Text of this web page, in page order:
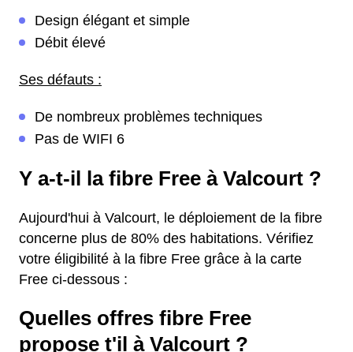
Design élégant et simple
Débit élevé
Ses défauts :
De nombreux problèmes techniques
Pas de WIFI 6
Y a-t-il la fibre Free à Valcourt ?
Aujourd'hui à Valcourt, le déploiement de la fibre
concerne plus de 80% des habitations. Vérifiez
votre éligibilité à la fibre Free grâce à la carte
Free ci-dessous :
Quelles offres fibre Free
propose t'il à Valcourt ?